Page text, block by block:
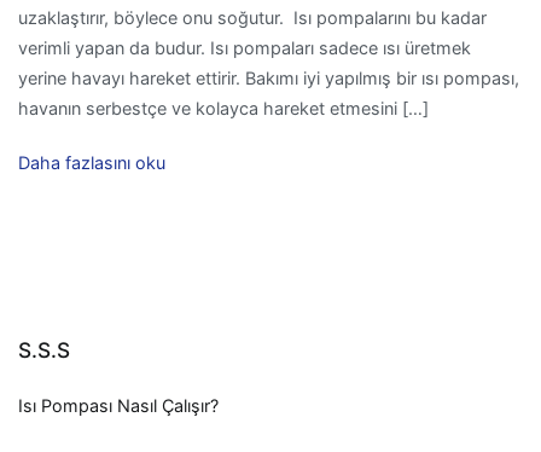
uzaklaştırır, böylece onu soğutur. Isı pompalarını bu kadar
verimli yapan da budur. Isı pompaları sadece ısı üretmek
yerine havayı hareket ettirir. Bakımı iyi yapılmış bir ısı pompası,
havanın serbestçe ve kolayca hareket etmesini […]
Daha fazlasını oku
S.S.S
Isı Pompası Nasıl Çalışır?